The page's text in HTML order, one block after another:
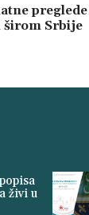
preglede
širom Srbije
živi u